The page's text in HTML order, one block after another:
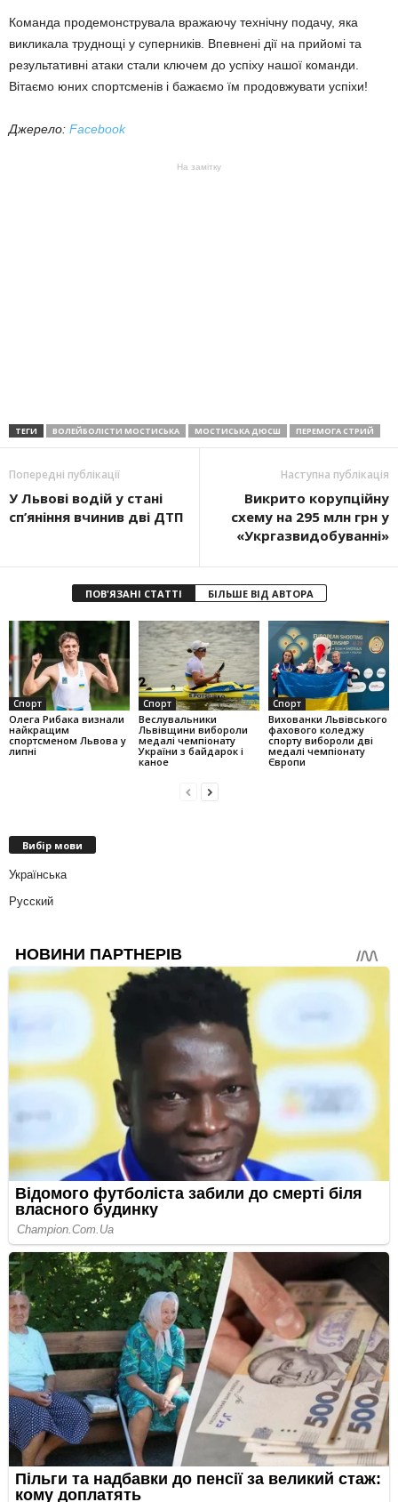
Команда продемонструвала вражаючу технічну подачу, яка
викликала труднощі у суперників. Впевнені дії на прийомі та
результативні атаки стали ключем до успіху нашої команди.
Вітаємо юних спортсменів і бажаємо їм продовжувати успіхи!
Джерело: Facebook
На замітку
ТЕГИ ВОЛЕЙБОЛІСТИ МОСТИСЬКА МОСТИСЬКА ДЮСШ ПЕРЕМОГА СТРИЙ
Попередні публікації
У Львові водій у стані
сп’яніння вчинив дві ДТП
Наступна публікація
Викрито корупційну
схему на 295 млн грн у
«Укргазвидобуванні»
ПОВ'ЯЗАНІ СТАТТІ БІЛЬШЕ ВІД АВТОРА
Спорт
Олега Рибака визнали
найкращим
спортсменом Львова у
липні
Спорт
Веслувальники
Львівщини вибороли
медалі чемпіонату
України з байдарок і
каное
Спорт
Вихованки Львівського
фахового коледжу
спорту вибороли дві
медалі чемпіонату
Європи
Вибір мови
Українська
Русский